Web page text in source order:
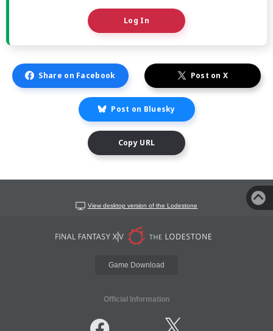
Log In
Share on Facebook Post on X
Post on Bluesky
Copy URL
View desktop version of the Lodestone
Game Download
Official Information